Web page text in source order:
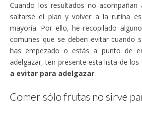
Cuando los resultados no acompañan
saltarse el plan y volver a la rutina
mayoría. Por ello, he recopilado
comunes que se deben evitar cuando
has empezado o estás a punto de
adelgazar, ten presente esta lista de los
a evitar para adelgazar.
Comer sólo frutas no sirve